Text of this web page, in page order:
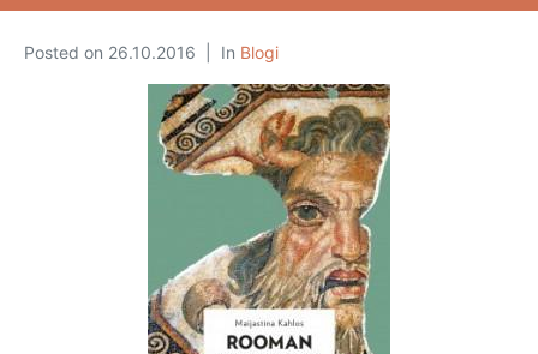
Posted on 26.10.2016 In Blogi